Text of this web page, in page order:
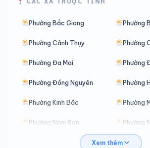
Phường Bắc Giang Phường
Phường Cảnh Thụy Phường
Phường Đa Mai Phường
Phường Đồng Nguyên Phường
Phường Kinh Bắc Phường
Phường Nam Sơn Phường
Phường Nhân Hòa Phường
Xem thêm